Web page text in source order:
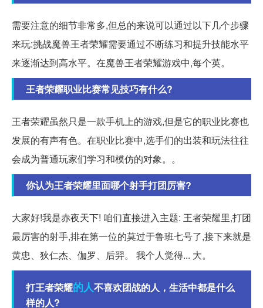
需要注意的细节非常多,但总的来说可以通过以下几个步骤
来玩:挑战魔兽王者荣耀需要通过不断练习和提升技能水平
来逐渐达到高水平。在魔兽王者荣耀游戏中,每个英。
王者荣耀职业比赛常见技巧有什么?
王者荣耀虽然只是一款手机上的游戏,但是它的职业比赛也
发展的有声有色。在职业比赛中,选手们的出装和玩法往往
会成为普通玩家们学习和模仿的对象。。
你认为王者荣耀里面哪个射手打团厉害?
大家好!我是赤夜天下! 咱们直接进入主题: 王者荣耀里,打团
最厉害的射手,排在第一位的莫过于鲁班七号了,接下来就是
黄忠、狄仁杰、伽罗、后羿。 我个人觉得... 大。
打王者荣耀的人不喜欢团战的人，生活中都是什么
样的人?